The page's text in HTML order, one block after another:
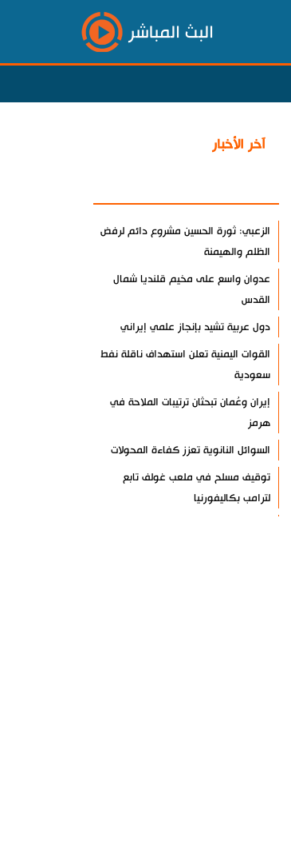
البث المباشر
آخر الأخبار
الزعبي: ثورة الحسين مشروع دائم لرفض
الظلم والهيمنة
عدوان واسع على مخيم قلنديا شمال
القدس
دول عربية تشيد بإنجاز علمي إيراني
القوات اليمنية تعلن استهداف ناقلة نفط
سعودية
إيران وعُمان تبحثان ترتيبات الملاحة في
هرمز
السوائل النانوية تعزز كفاءة المحولات
توقيف مسلح في ملعب غولف تابع
لترامب بكاليفورنيا